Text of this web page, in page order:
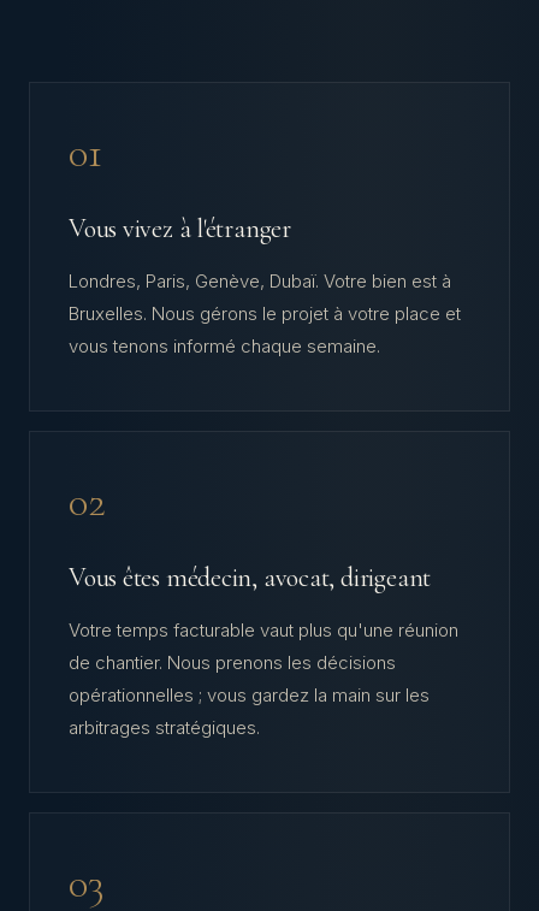
01
Vous vivez à l'étranger
Londres, Paris, Genève, Dubaï. Votre bien est à
Bruxelles. Nous gérons le projet à votre place et
vous tenons informé chaque semaine.
02
Vous êtes médecin, avocat, dirigeant
Votre temps facturable vaut plus qu'une réunion
de chantier. Nous prenons les décisions
opérationnelles ; vous gardez la main sur les
arbitrages stratégiques.
03